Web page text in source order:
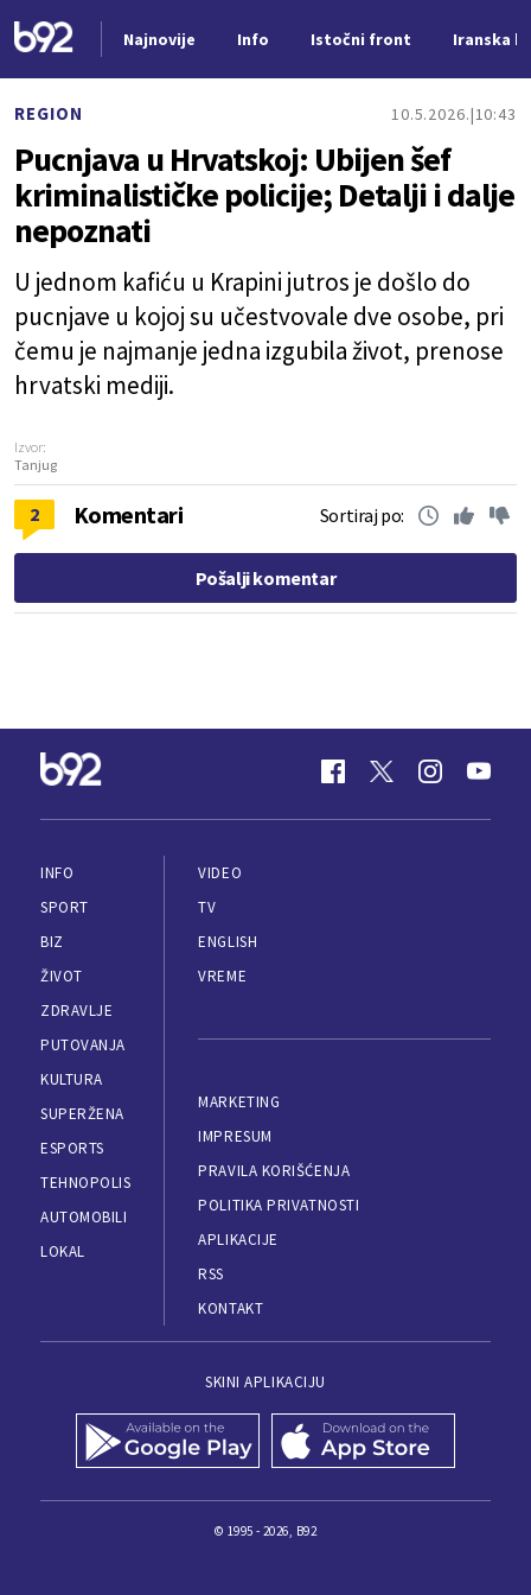
Najnovije Info Istočni front Iranska
REGION 10.5.2026. 10:43
Pucnjava u Hrvatskoj: Ubijen šef
kriminalističke policije; Detalji i dalje
nepoznati
U jednom kafiću u Krapini jutros je došlo do
pucnjave u kojoj su učestvovale dve osobe, pri
čemu je najmanje jedna izgubila život, prenose
hrvatski mediji.
Izvor:
Tanjug
2 Komentari Sortiraj po:
Pošalji komentar
INFO
SPORT
BIZ
ŽIVOT
ZDRAVLJE
PUTOVANJA
KULTURA
SUPERŽENA
ESPORTS
TEHNOPOLIS
AUTOMOBILI
LOKAL
VIDEO
TV
ENGLISH
VREME
MARKETING
IMPRESUM
PRAVILA KORIŠĆENJA
POLITIKA PRIVATNOSTI
APLIKACIJE
RSS
KONTAKT
SKINI APLIKACIJU
© 1995 - 2026, B92